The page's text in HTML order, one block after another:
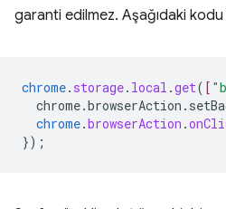
garanti edilmez. Aşağıdaki
chrome. storage. local .get( [
chrome.browserAction .
});